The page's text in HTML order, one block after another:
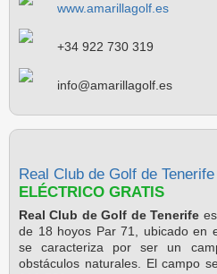
www.amarillagolf.es
+34 922 730 319
info@amarillagolf.es
Real Club de Golf de Tenerife
ELÉCTRICO GRATIS
Real Club de Golf de Tenerife
de 18 hoyos Par 71, ubicado en
se caracteriza por ser un
obstáculos naturales. El campo